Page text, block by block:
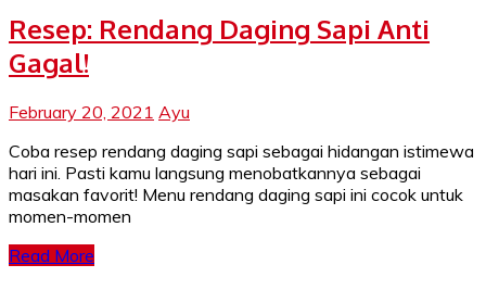
Resep: Rendang Daging Sapi Anti
Gagal!
February 20, 2021 Ayu
Coba resep rendang daging sapi sebagai hidangan istimewa
hari ini. Pasti kamu langsung menobatkannya sebagai
masakan favorit! Menu rendang daging sapi ini cocok untuk
momen-momen
Read More